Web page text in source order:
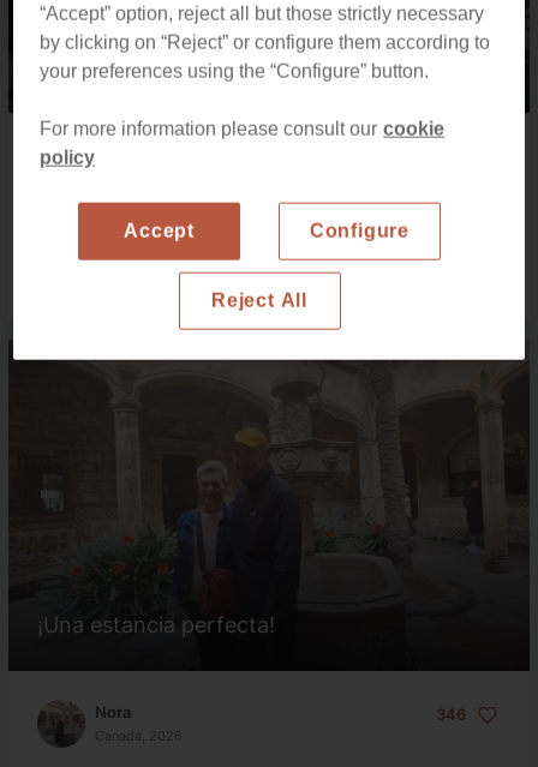
La experiencia en Barcelona que estábamos
buscando.
Alexandra S
Un apartamento amplio y precioso, situado en pleno centro
de Barcelona, en el famoso Paseo de Gracia. El interior es
muy elegante y conserva perfectamente el encanto histórico
del edificio. Fue la opción perfecta para nuestro grupo de 10
personas. ¡Totalmente recomendable!
¡Una estancia perfecta!
Nora 346
Canada, 2026
“Accept” option, reject all but those strictly necessary
by clicking on “Reject” or configure them according to
your preferences using the “Configure” button.
For more information please consult our cookie
policy
Reject All
Accept Configure